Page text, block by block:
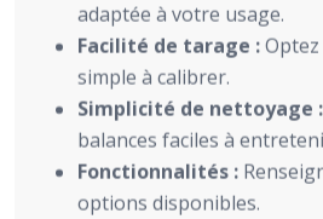
adaptée à votre usage.
Facilité de tarage :
simple à calibrer.
Simplicité de nettoyage :
balances faciles à
Fonctionnalités :
options disponibles.